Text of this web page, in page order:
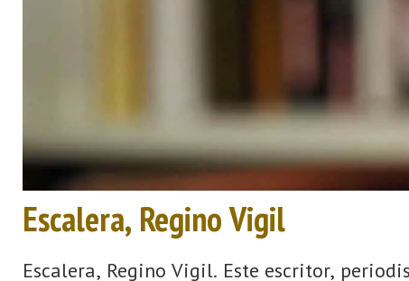
Escalera, Regino Vigil
Escalera, Regino Vigil. Este escritor,